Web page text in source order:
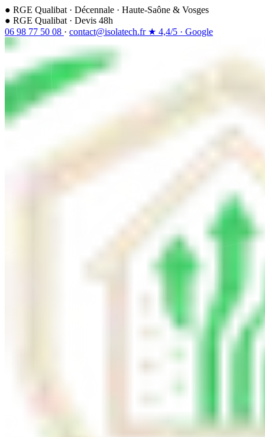
● RGE Qualibat · Décennale · Haute-Saône & Vosges
● RGE Qualibat · Devis 48h
06 98 77 50 08 · contact@isolatech.fr ★ 4,4/5 · Google